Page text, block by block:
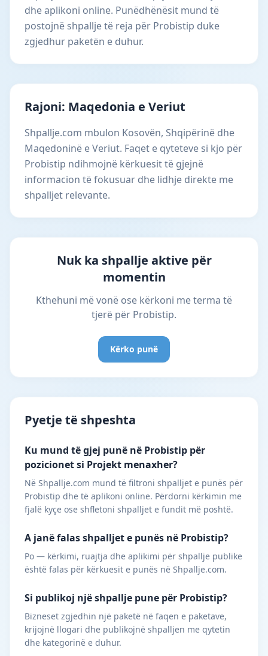
dhe aplikoni online. Punëdhënësit mund të
postojnë shpallje të reja për Probistip duke
zgjedhur paketën e duhur.
Rajoni: Maqedonia e Veriut
Shpallje.com mbulon Kosovën, Shqipërinë dhe
Maqedoninë e Veriut. Faqet e qyteteve si kjo për
Probistip ndihmojnë kërkuesit të gjejnë
informacion të fokusuar dhe lidhje direkte me
shpalljet relevante.
Nuk ka shpallje aktive për
momentin
Kthehuni më vonë ose kërkoni me terma të
tjerë për Probistip.
Kërko punë
Pyetje të shpeshta
Ku mund të gjej punë në Probistip për
pozicionet si Projekt menaxher?
Në Shpallje.com mund të filtroni shpalljet e punës për
Probistip dhe të aplikoni online. Përdorni kërkimin me
fjalë kyçe ose shfletoni shpalljet e fundit më poshtë.
A janë falas shpalljet e punës në Probistip?
Po — kërkimi, ruajtja dhe aplikimi për shpallje publike
është falas për kërkuesit e punës në Shpallje.com.
Si publikoj një shpallje pune për Probistip?
Bizneset zgjedhin një paketë në faqen e paketave,
krijojnë llogari dhe publikojnë shpalljen me qytetin
dhe kategorinë e duhur.